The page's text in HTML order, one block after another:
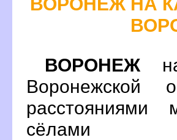
ОРОНЕЖ
оронежской
сёлами